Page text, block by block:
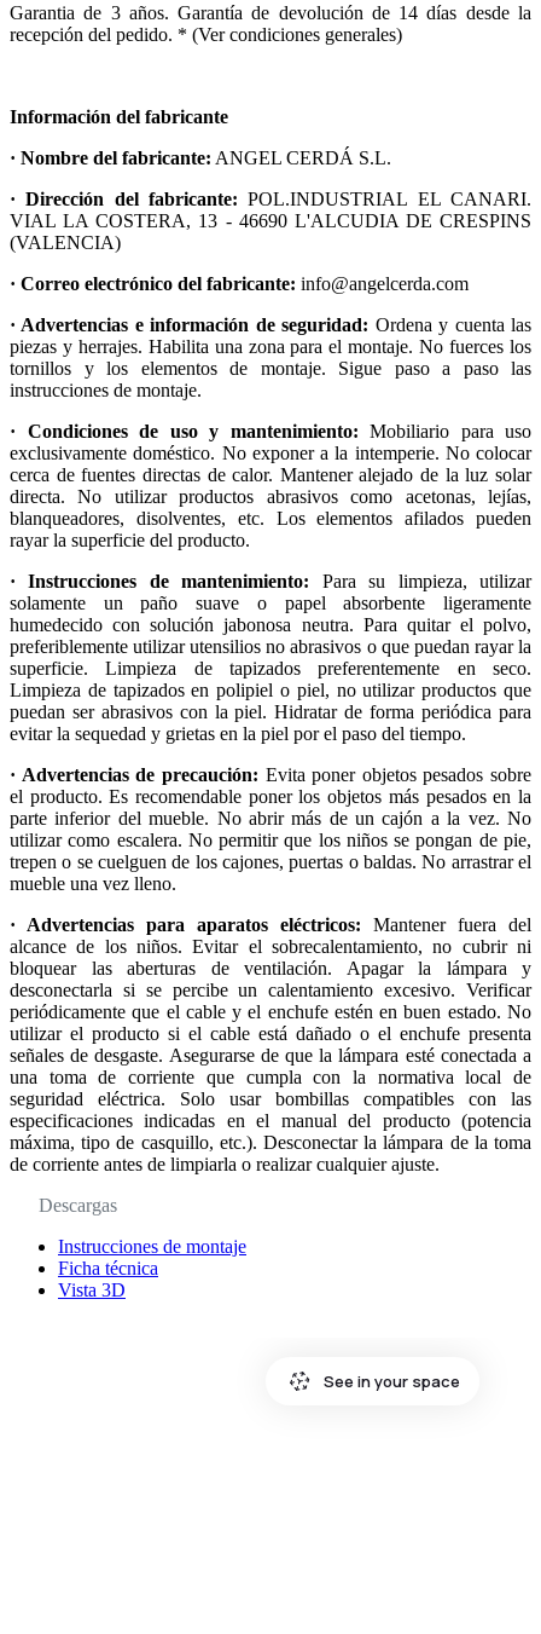
Garantia de 3 años. Garantía de devolución de 14 días desde la
recepción del pedido. * (Ver condiciones generales)
Información del fabricante
· Nombre del fabricante: ANGEL CERDÁ S.L.
· Dirección del fabricante: POL.INDUSTRIAL EL CANARI.
VIAL LA COSTERA, 13 - 46690 L'ALCUDIA DE CRESPINS
(VALENCIA)
· Correo electrónico del fabricante: info@angelcerda.com
· Advertencias e información de seguridad: Ordena y cuenta las
piezas y herrajes. Habilita una zona para el montaje. No fuerces los
tornillos y los elementos de montaje. Sigue paso a paso las
instrucciones de montaje.
· Condiciones de uso y mantenimiento: Mobiliario para uso
exclusivamente doméstico. No exponer a la intemperie. No colocar
cerca de fuentes directas de calor. Mantener alejado de la luz solar
directa. No utilizar productos abrasivos como acetonas, lejías,
blanqueadores, disolventes, etc. Los elementos afilados pueden
rayar la superficie del producto.
· Instrucciones de mantenimiento: Para su limpieza, utilizar
solamente un paño suave o papel absorbente ligeramente
humedecido con solución jabonosa neutra. Para quitar el polvo,
preferiblemente utilizar utensilios no abrasivos o que puedan rayar la
superficie. Limpieza de tapizados preferentemente en seco.
Limpieza de tapizados en polipiel o piel, no utilizar productos que
puedan ser abrasivos con la piel. Hidratar de forma periódica para
evitar la sequedad y grietas en la piel por el paso del tiempo.
· Advertencias de precaución: Evita poner objetos pesados sobre
el producto. Es recomendable poner los objetos más pesados en la
parte inferior del mueble. No abrir más de un cajón a la vez. No
utilizar como escalera. No permitir que los niños se pongan de pie,
trepen o se cuelguen de los cajones, puertas o baldas. No arrastrar el
mueble una vez lleno.
· Advertencias para aparatos eléctricos: Mantener fuera del
alcance de los niños. Evitar el sobrecalentamiento, no cubrir ni
bloquear las aberturas de ventilación. Apagar la lámpara y
desconectarla si se percibe un calentamiento excesivo. Verificar
periódicamente que el cable y el enchufe estén en buen estado. No
utilizar el producto si el cable está dañado o el enchufe presenta
señales de desgaste. Asegurarse de que la lámpara esté conectada a
una toma de corriente que cumpla con la normativa local de
seguridad eléctrica. Solo usar bombillas compatibles con las
especificaciones indicadas en el manual del producto (potencia
máxima, tipo de casquillo, etc.). Desconectar la lámpara de la toma
de corriente antes de limpiarla o realizar cualquier ajuste.
Descargas
Instrucciones de montaje
Ficha técnica
Vista 3D